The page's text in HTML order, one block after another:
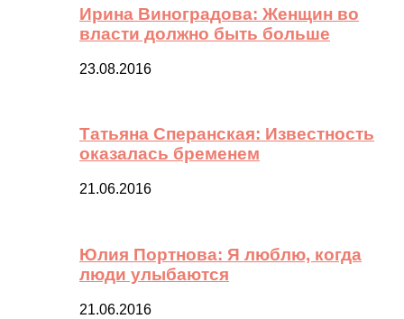
Ирина Виноградова: Женщин во
власти должно быть больше
23.08.2016
Татьяна Сперанская: Известность
оказалась бременем
21.06.2016
Юлия Портнова: Я люблю, когда
люди улыбаются
21.06.2016